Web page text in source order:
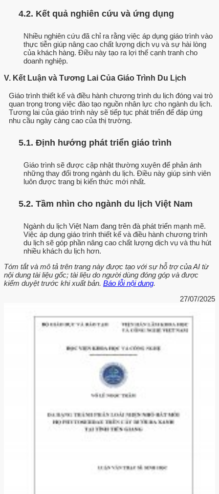
4.2. Kết quả nghiên cứu và ứng dụng
Nhiều nghiên cứu đã chỉ ra rằng việc áp dụng giáo trình vào
thực tiễn giúp nâng cao chất lượng dịch vụ và sự hài lòng
của khách hàng. Điều này tạo ra lợi thế cạnh tranh cho
doanh nghiệp.
V. Kết Luận và Tương Lai Của Giáo Trình Du Lịch
Giáo trình thiết kế và điều hành chương trình du lịch đóng vai trò
quan trọng trong việc đào tạo nguồn nhân lực cho ngành du lịch.
Tương lai của giáo trình này sẽ tiếp tục phát triển để đáp ứng
nhu cầu ngày càng cao của thị trường.
5.1. Định hướng phát triển giáo trình
Giáo trình sẽ được cập nhật thường xuyên để phản ánh
những thay đổi trong ngành du lịch. Điều này giúp sinh viên
luôn được trang bị kiến thức mới nhất.
5.2. Tầm nhìn cho ngành du lịch Việt Nam
Ngành du lịch Việt Nam đang trên đà phát triển mạnh mẽ.
Việc áp dụng giáo trình thiết kế và điều hành chương trình
du lịch sẽ góp phần nâng cao chất lượng dịch vụ và thu hút
nhiều khách du lịch hơn.
Tóm tắt và mô tả trên trang này được tạo với sự hỗ trợ của AI từ
nội dung tài liệu gốc; tài liệu do người dùng đóng góp và được
kiểm duyệt trước khi xuất bản. Báo lỗi nội dung.
27/07/2025